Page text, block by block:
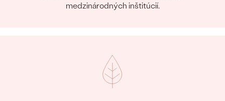
medzinárodných inštitúcií.